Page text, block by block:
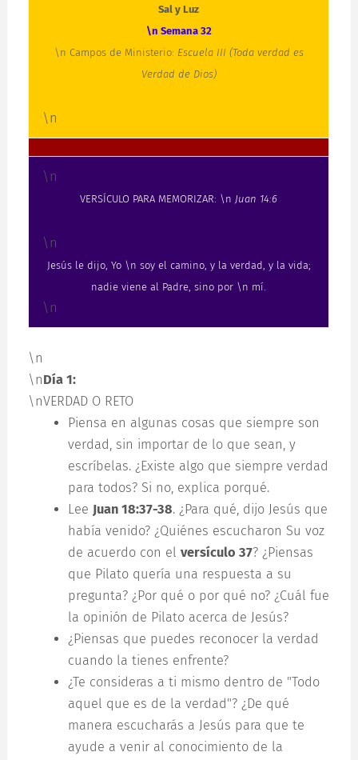
Sal y Luz
\n Semana 32
\n Campos de Ministerio: Escuela III (Toda verdad es
Verdad de Dios)
\n
\n
VERSÍCULO PARA MEMORIZAR: \n Juan 14:6
\n
Jesús le dijo, Yo \n soy el camino, y la verdad, y la vida;
nadie viene al Padre, sino por \n mí.
\n
\n
\nDía 1:
\nVERDAD O RETO
Piensa en algunas cosas que siempre son
verdad, sin importar de lo que sean, y
escríbelas. ¿Existe algo que siempre verdad
para todos? Si no, explica porqué.
Lee Juan 18:37-38. ¿Para qué, dijo Jesús que
había venido? ¿Quiénes escucharon Su voz
de acuerdo con el versículo 37? ¿Piensas
que Pilato quería una respuesta a su
pregunta? ¿Por qué o por qué no? ¿Cuál fue
la opinión de Pilato acerca de Jesús?
¿Piensas que puedes reconocer la verdad
cuando la tienes enfrente?
¿Te consideras a ti mismo dentro de "Todo
aquel que es de la verdad"? ¿De qué
manera escucharás a Jesús para que te
ayude a venir al conocimiento de la